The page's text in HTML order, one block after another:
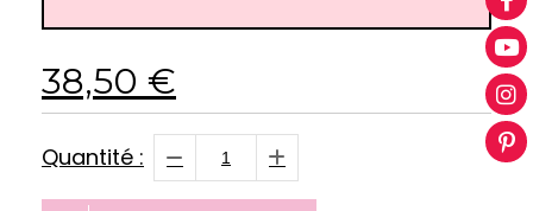
38,50 €
Quantité :